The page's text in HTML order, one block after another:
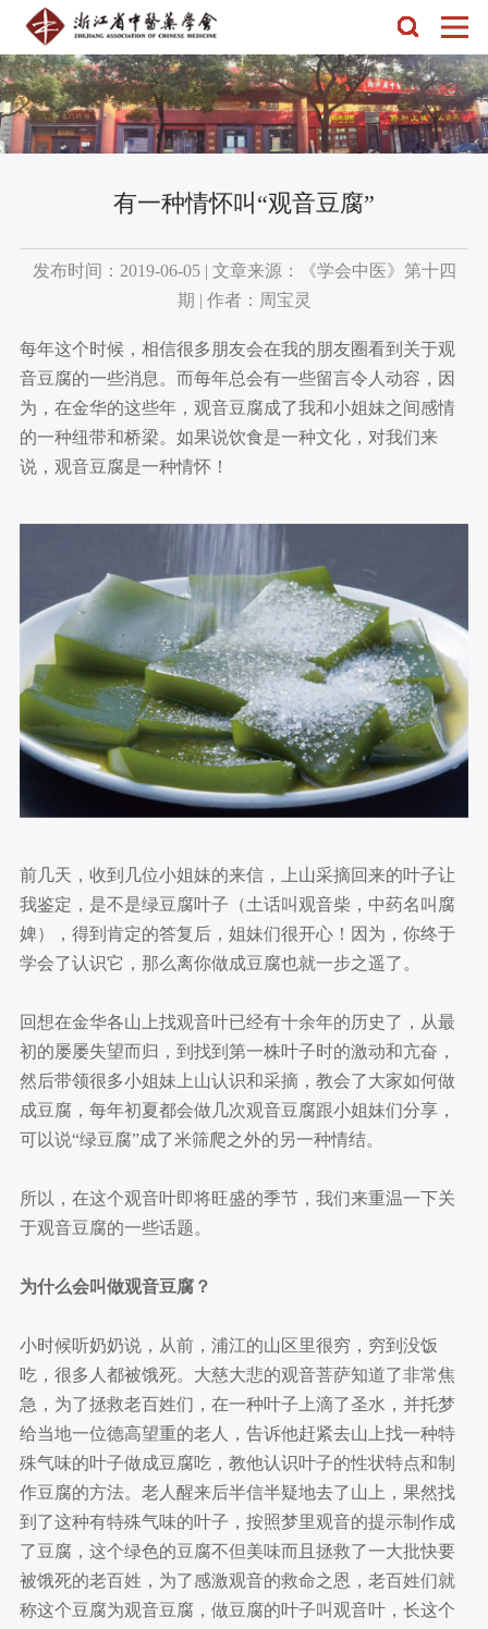
有一种情怀叫“观音豆腐”
发布时间：2019-06-05 | 文章来源：《学会中医》第十四
期 | 作者：周宝灵
每年这个时候，相信很多朋友会在我的朋友圈看到关于观
音豆腐的一些消息。而每年总会有一些留言令人动容，因
为，在金华的这些年，观音豆腐成了我和小姐妹之间感情
的一种纽带和桥梁。如果说饮食是一种文化，对我们来
说，观音豆腐是一种情怀！
前几天，收到几位小姐妹的来信，上山采摘回来的叶子让
我鉴定，是不是绿豆腐叶子（土话叫观音柴，中药名叫腐
婢），得到肯定的答复后，姐妹们很开心！因为，你终于
学会了认识它，那么离你做成豆腐也就一步之遥了。
回想在金华各山上找观音叶已经有十余年的历史了，从最
初的屡屡失望而归，到找到第一株叶子时的激动和亢奋，
然后带领很多小姐妹上山认识和采摘，教会了大家如何做
成豆腐，每年初夏都会做几次观音豆腐跟小姐妹们分享，
可以说“绿豆腐”成了米筛爬之外的另一种情结。
所以，在这个观音叶即将旺盛的季节，我们来重温一下关
于观音豆腐的一些话题。
为什么会叫做观音豆腐？
小时候听奶奶说，从前，浦江的山区里很穷，穷到没饭
吃，很多人都被饿死。大慈大悲的观音菩萨知道了非常焦
急，为了拯救老百姓们，在一种叶子上滴了圣水，并托梦
给当地一位德高望重的老人，告诉他赶紧去山上找一种特
殊气味的叶子做成豆腐吃，教他认识叶子的性状特点和制
作豆腐的方法。老人醒来后半信半疑地去了山上，果然找
到了这种有特殊气味的叶子，按照梦里观音的提示制作成
了豆腐，这个绿色的豆腐不但美味而且拯救了一大批快要
被饿死的老百姓，为了感激观音的救命之恩，老百姓们就
称这个豆腐为观音豆腐，做豆腐的叶子叫观音叶，长这个